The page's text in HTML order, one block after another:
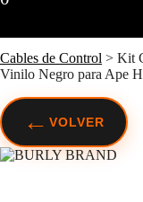
Cables de Control > Kit
Vinilo Negro para Ape
← VOLVER